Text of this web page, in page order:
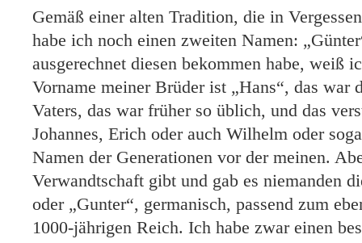
Gemäß einer alten Tradition, die in
habe ich noch einen zweiten Namen:
ausgerechnet diesen bekommen habe, weiß
Vorname meiner Brüder ist „Hans“, das war
Vaters, das war früher so üblich, und das
Johannes, Erich oder auch Wilhelm oder
Namen der Generationen vor der meinen.
Verwandtschaft gibt und gab es niemanden
oder „Gunter“, germanisch, passend zum
1000-jährigen Reich. Ich habe zwar einen